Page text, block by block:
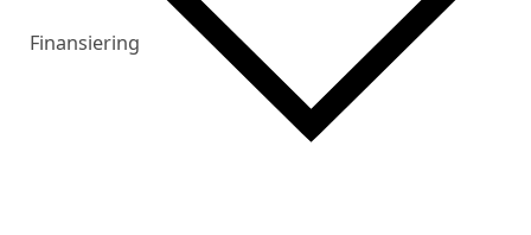
Finansiering